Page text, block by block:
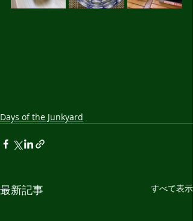
Days of the Junkyard
最新記事 すべて表示